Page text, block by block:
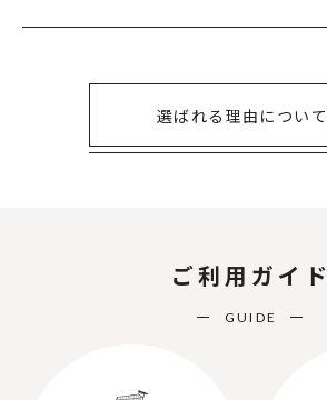
選ばれる理由について
ご利用ガイド
GUIDE